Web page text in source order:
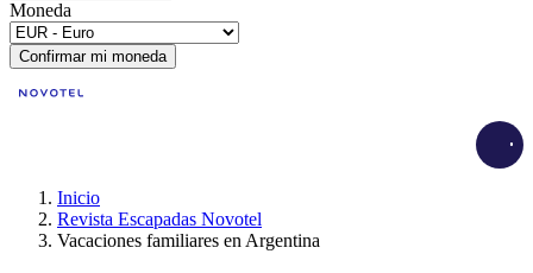
Moneda
Confirmar mi moneda
Inicio
Revista Escapadas Novotel
Vacaciones familiares en Argentina